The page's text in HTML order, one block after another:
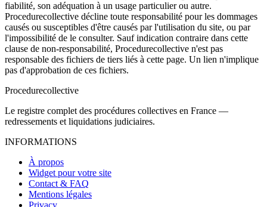
fiabilité, son adéquation à un usage particulier ou autre.
Procedurecollective décline toute responsabilité pour les dommages
causés ou susceptibles d'être causés par l'utilisation du site, ou par
l'impossibilité de le consulter. Sauf indication contraire dans cette
clause de non-responsabilité, Procedurecollective n'est pas
responsable des fichiers de tiers liés à cette page. Un lien n'implique
pas d'approbation de ces fichiers.
Procedurecollective
Le registre complet des procédures collectives en France —
redressements et liquidations judiciaires.
INFORMATIONS
À propos
Widget pour votre site
Contact & FAQ
Mentions légales
Privacy